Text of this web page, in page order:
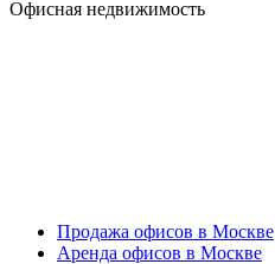
Офисная недвижимость
Продажа офисов в Москве
Аренда офисов в Москве